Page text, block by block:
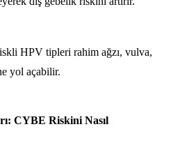
HPV tipleri rahim ağzı, vulva,
yol açabilir.
CYBE Riskini Nasıl